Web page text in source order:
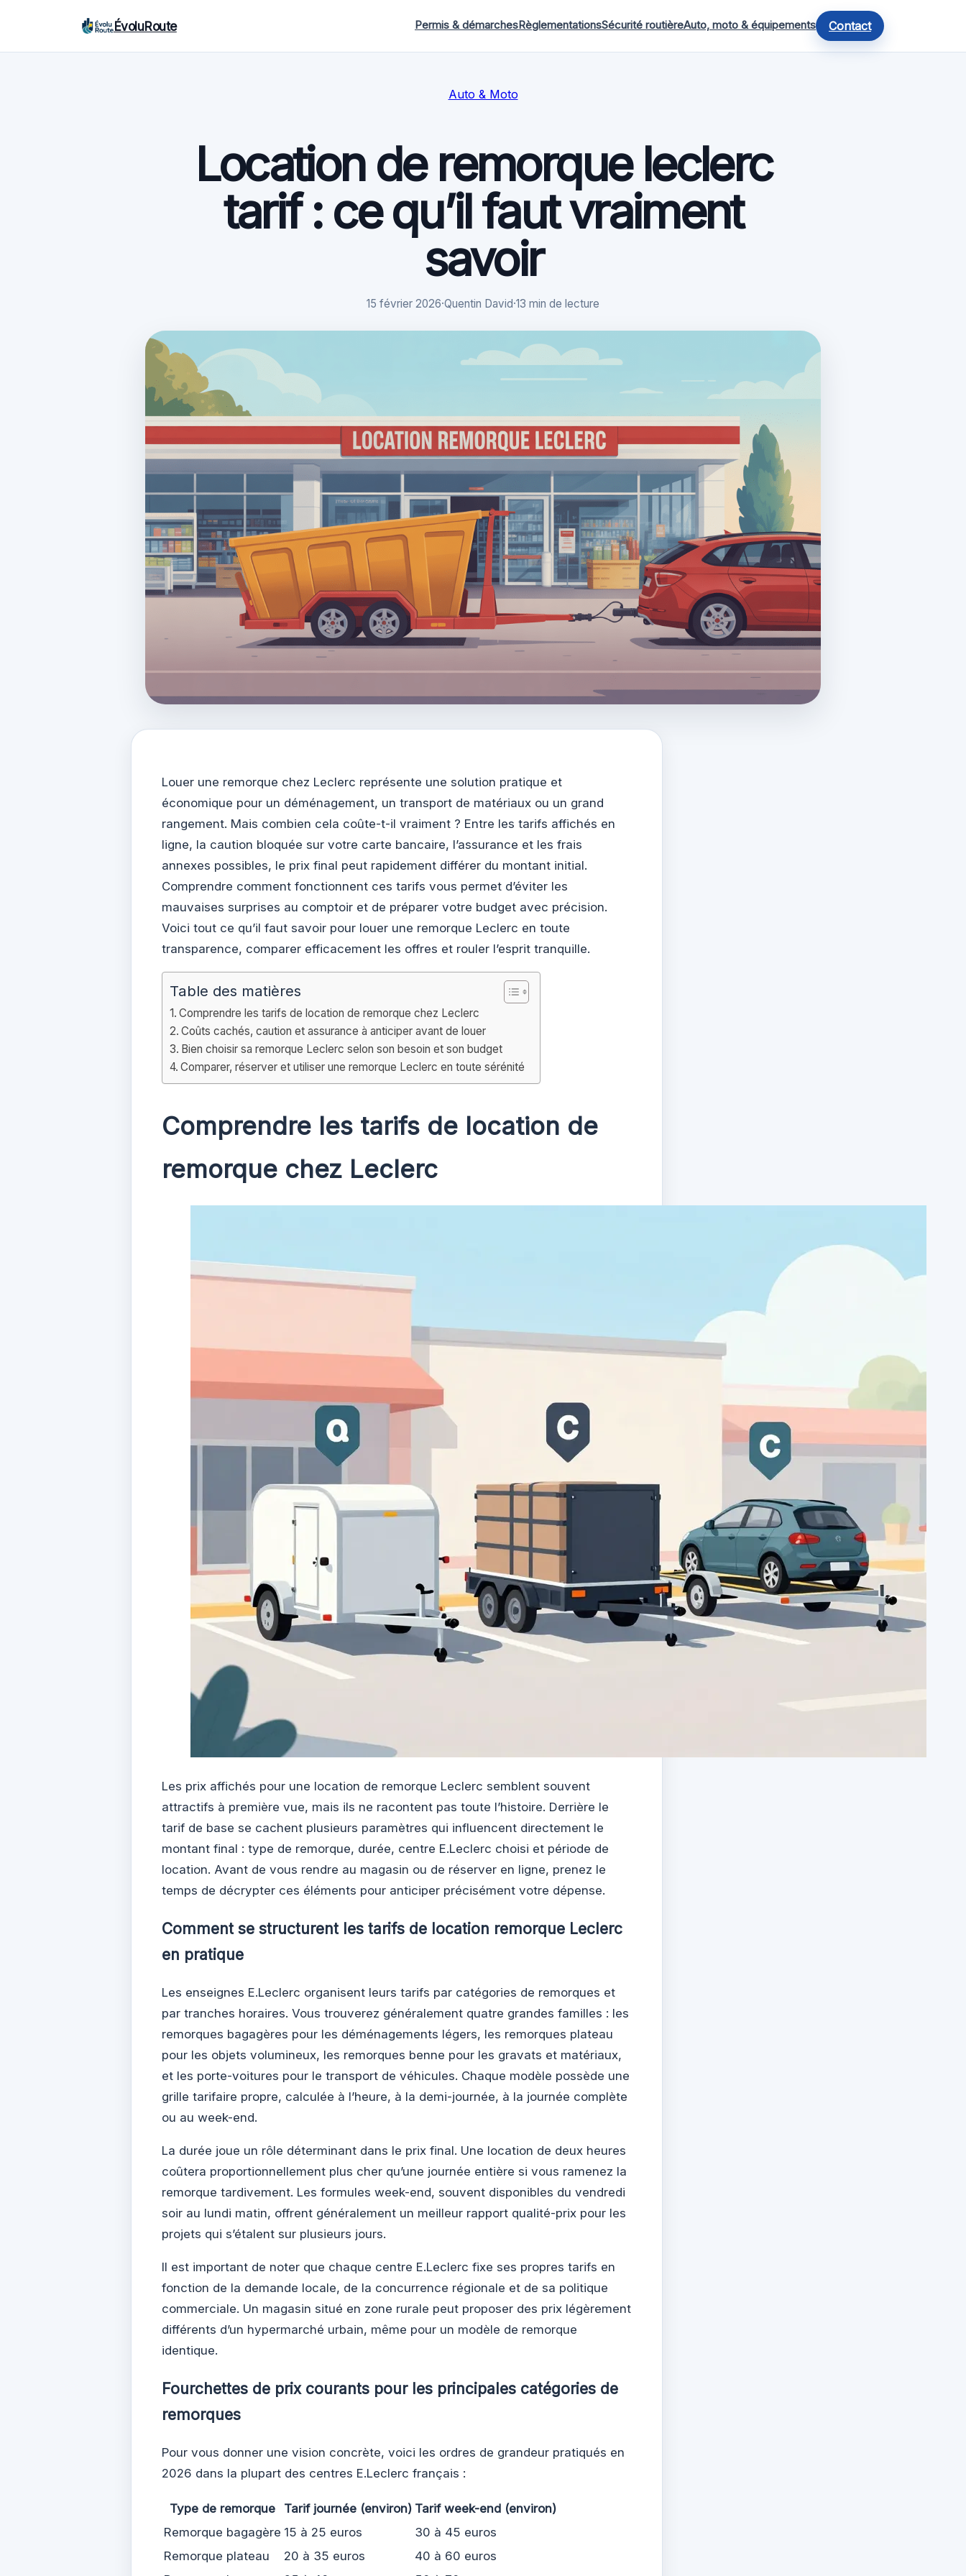
ÉvoluRoute Permis & démarchesRèglementationsSécurité routièreAuto, moto & équipements Contact
Auto & Moto
Location de remorque leclerc
tarif : ce qu’il faut vraiment
savoir
15 février 2026·Quentin David·13 min de lecture
Louer une remorque chez Leclerc représente une solution pratique et
économique pour un déménagement, un transport de matériaux ou un grand
rangement. Mais combien cela coûte-t-il vraiment ? Entre les tarifs affichés en
ligne, la caution bloquée sur votre carte bancaire, l’assurance et les frais
annexes possibles, le prix final peut rapidement différer du montant initial.
Comprendre comment fonctionnent ces tarifs vous permet d’éviter les
mauvaises surprises au comptoir et de préparer votre budget avec précision.
Voici tout ce qu’il faut savoir pour louer une remorque Leclerc en toute
transparence, comparer efficacement les offres et rouler l’esprit tranquille.
Table des matières
Comprendre les tarifs de location de remorque chez Leclerc
Coûts cachés, caution et assurance à anticiper avant de louer
Bien choisir sa remorque Leclerc selon son besoin et son budget
Comparer, réserver et utiliser une remorque Leclerc en toute sérénité
Comprendre les tarifs de location de
remorque chez Leclerc
Les prix affichés pour une location de remorque Leclerc semblent souvent
attractifs à première vue, mais ils ne racontent pas toute l’histoire. Derrière le
tarif de base se cachent plusieurs paramètres qui influencent directement le
montant final : type de remorque, durée, centre E.Leclerc choisi et période de
location. Avant de vous rendre au magasin ou de réserver en ligne, prenez le
temps de décrypter ces éléments pour anticiper précisément votre dépense.
Comment se structurent les tarifs de location remorque Leclerc
en pratique
Les enseignes E.Leclerc organisent leurs tarifs par catégories de remorques et
par tranches horaires. Vous trouverez généralement quatre grandes familles : les
remorques bagagères pour les déménagements légers, les remorques plateau
pour les objets volumineux, les remorques benne pour les gravats et matériaux,
et les porte-voitures pour le transport de véhicules. Chaque modèle possède une
grille tarifaire propre, calculée à l’heure, à la demi-journée, à la journée complète
ou au week-end.
La durée joue un rôle déterminant dans le prix final. Une location de deux heures
coûtera proportionnellement plus cher qu’une journée entière si vous ramenez la
remorque tardivement. Les formules week-end, souvent disponibles du vendredi
soir au lundi matin, offrent généralement un meilleur rapport qualité-prix pour les
projets qui s’étalent sur plusieurs jours.
Il est important de noter que chaque centre E.Leclerc fixe ses propres tarifs en
fonction de la demande locale, de la concurrence régionale et de sa politique
commerciale. Un magasin situé en zone rurale peut proposer des prix légèrement
différents d’un hypermarché urbain, même pour un modèle de remorque
identique.
Fourchettes de prix courants pour les principales catégories de
remorques
Pour vous donner une vision concrète, voici les ordres de grandeur pratiqués en
2026 dans la plupart des centres E.Leclerc français :
Type de remorque Tarif journée (environ) Tarif week-end (environ)
Remorque bagagère 15 à 25 euros
30 à 45 euros
Remorque plateau
20 à 35 euros
40 à 60 euros